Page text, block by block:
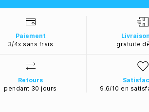
Paiement
3/4x sans frais
gratuite
Retours
pendant 30 jours
9.6/10 en